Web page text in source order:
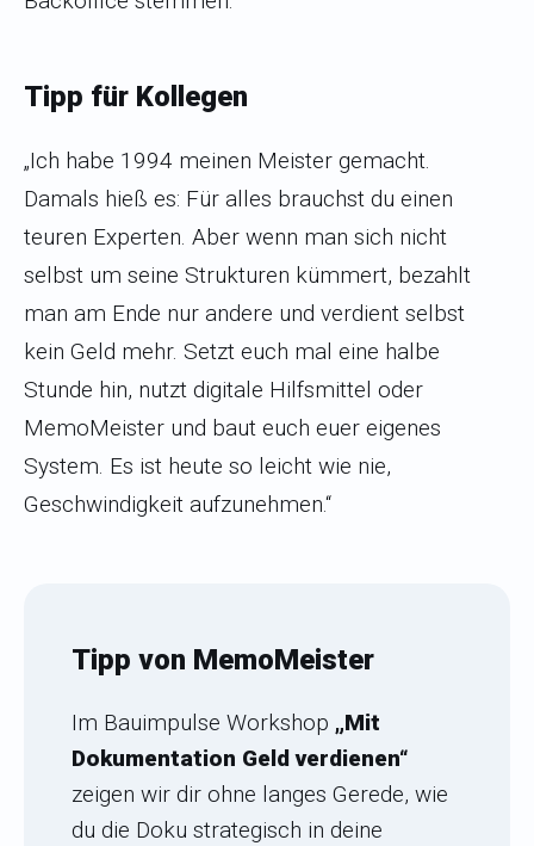
Tipp für Kollegen
„Ich habe 1994 meinen Meister gemacht.
Damals hieß es: Für alles brauchst du einen
teuren Experten. Aber wenn man sich nicht
selbst um seine Strukturen kümmert, bezahlt
man am Ende nur andere und verdient selbst
kein Geld mehr. Setzt euch mal eine halbe
Stunde hin, nutzt digitale Hilfsmittel oder
MemoMeister und baut euch euer eigenes
System. Es ist heute so leicht wie nie,
Geschwindigkeit aufzunehmen.“
Tipp von MemoMeister
Im Bauimpulse Workshop „Mit
Dokumentation Geld verdienen“
zeigen wir dir ohne langes Gerede, wie
du die Doku strategisch in deine